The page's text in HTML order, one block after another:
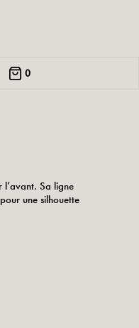
0
Sa ligne
une silhouette